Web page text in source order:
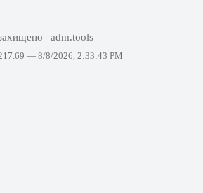
adm.tools
— 8/8/2026, 2:33:43 PM